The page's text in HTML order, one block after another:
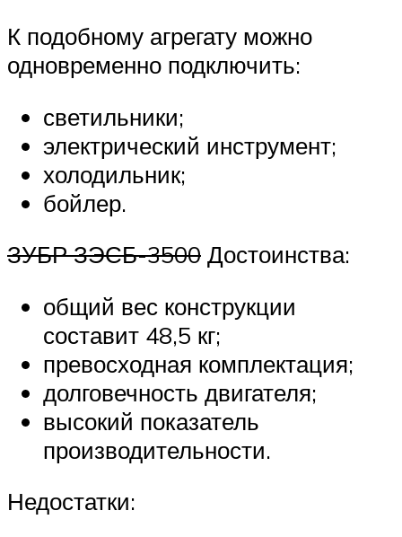
К подобному агрегату можно
одновременно подключить:
светильники;
электрический инструмент;
холодильник;
бойлер.
ЗУБР ЗЭСБ-3500 Достоинства:
общий вес конструкции
составит 48,5 кг;
превосходная комплектация;
долговечность двигателя;
высокий показатель
производительности.
Недостатки: